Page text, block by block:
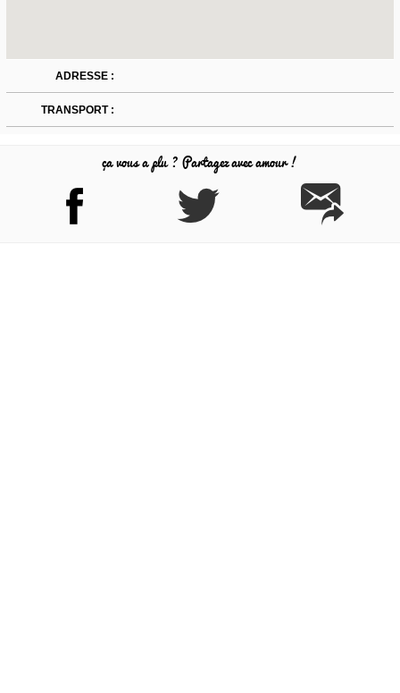
ADRESSE :
TRANSPORT :
ça vous a plu ? Partagez avec amour !